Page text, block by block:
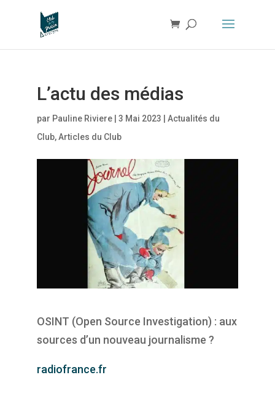
L’actu des médias
par Pauline Riviere| 3 Mai 2023
Actualités du
Club,Articles du Club
OSINT (Open Source Investigation) : aux
sources d’un nouveau journalisme ?
radiofrance.fr